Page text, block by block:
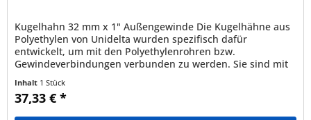
Kugelhahn 32 mm x 1" Außengewinde Die Kugelhähne aus
Polyethylen von Unidelta wurden spezifisch dafür
entwickelt, um mit den Polyethylenrohren bzw.
Gewindeverbindungen verbunden zu werden. Sie sind mit
Inhalt 1 Stück
37,33 € *